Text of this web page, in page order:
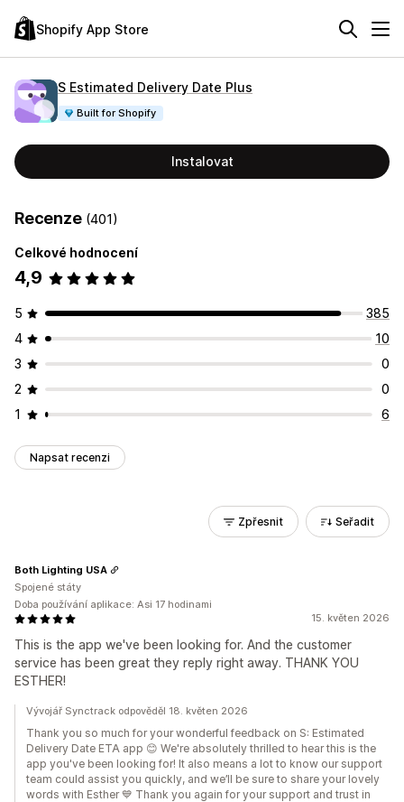
Shopify App Store
S Estimated Delivery Date Plus
Built for Shopify
Instalovat
Recenze (401)
Celkové hodnocení
4,9
5
385
4
10
3
0
2
0
1
6
Napsat recenzi
Zpřesnit Seřadit
15. květen 2026
This is the app we've been looking for. And the customer
service has been great they reply right away. THANK YOU
ESTHER!
Both Lighting USA
Spojené státy
Doba používání aplikace: Asi 17 hodinami
Vývojář Synctrack odpověděl 18. květen 2026
Thank you so much for your wonderful feedback on S: Estimated
Delivery Date ETA app 😊 We're absolutely thrilled to hear this is the
app you've been looking for! It also means a lot to know our support
team could assist you quickly, and we’ll be sure to share your lovely
words with Esther 💙 Thank you again for your support and trust in